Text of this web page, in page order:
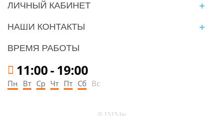
ЛИЧНЫЙ КАБИНЕТ
НАШИ КОНТАКТЫ
ВРЕМЯ РАБОТЫ
11:00-19:00
Пн Вт Ср Чт Пт Сб Вс
© 1515.by